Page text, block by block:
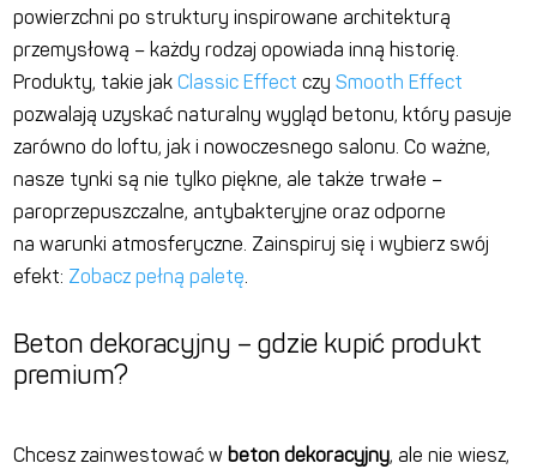
powierzchni po struktury inspirowane architekturą
przemysłową – każdyrodzaj opowiada inną historię.
Produkty, takie jakClassic Effect czySmooth Effect
pozwalają uzyskać naturalny wygląd betonu, który pasuje
zarówno do loftu, jak i nowoczesnego salonu. Coważne,
nasze tynki są nie tylko piękne, ale także trwałe –
paroprzepuszczalne, antybakteryjne orazodporne
na warunki atmosferyczne . Zainspiruj się i wybierz swój
efekt: Zobacz pełną paletę
Beton dekoracyjny – gdzie kupić produkt
premium?
Chcesz zainwestować w beton dekoracyjny, ale nie wiesz,